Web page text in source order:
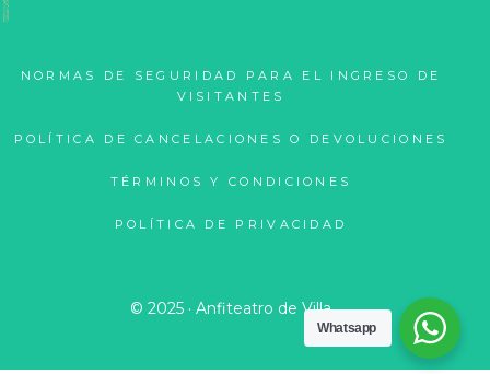
NORMAS DE SEGURIDAD PARA EL INGRESO DE
VISITANTES
POLÍTICA DE CANCELACIONES O DEVOLUCIONES
TÉRMINOS Y CONDICIONES
POLÍTICA DE PRIVACIDAD
© 2025 · Anfiteatro de Villa
Whatsapp